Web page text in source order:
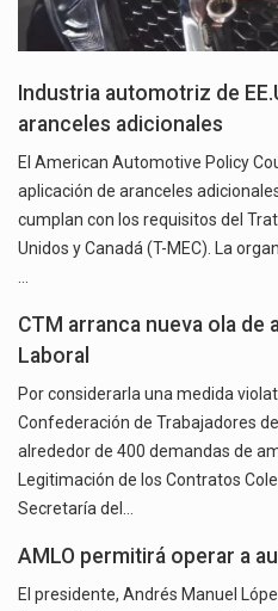
Industria automotriz de
aranceles adicionales
El American Automotive Policy
aplicación de aranceles
cumplan con los requisitos del
Unidos y Canadá (T-MEC). La
CTM arranca nueva ola de
Laboral
Por considerarla una medida
Confederación de Trabajadores
alrededor de 400 demandas de
Legitimación de los Contratos
Secretaría del…
AMLO permitirá operar a
El presidente, Andrés Manuel